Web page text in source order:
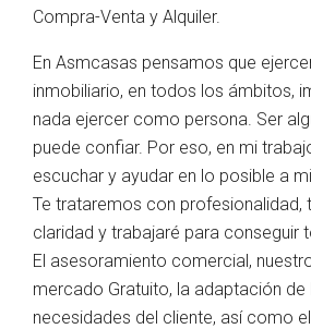
Compra-Venta y Alquiler.
En Asmcasas pensamos que
inmobiliario, en todos los ámbitos,
nada ejercer como persona. Ser
puede confiar. Por eso, en mi
escuchar y ayudar en lo posible a
Te trataremos con profesionalidad,
claridad y trabajaré para conseguir
El asesoramiento comercial,
mercado Gratuito, la adaptación de
necesidades del cliente, así como